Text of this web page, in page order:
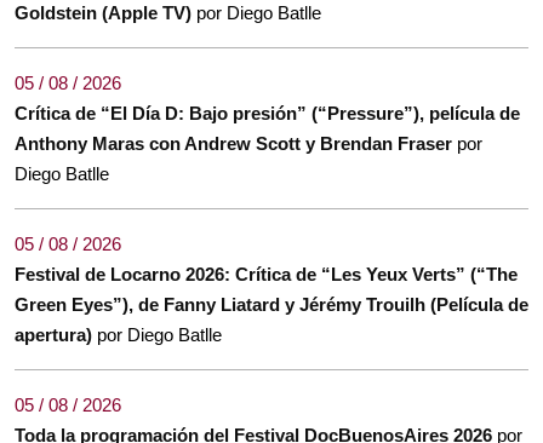
Goldstein (Apple TV) por Diego Batlle
05 / 08 / 2026
Crítica de “El Día D: Bajo presión” (“Pressure”), película de
Anthony Maras con Andrew Scott y Brendan Fraser por
Diego Batlle
05 / 08 / 2026
Festival de Locarno 2026: Crítica de “Les Yeux Verts” (“The
Green Eyes”), de Fanny Liatard y Jérémy Trouilh (Película de
apertura) por Diego Batlle
05 / 08 / 2026
Toda la programación del Festival DocBuenosAires 2026 por